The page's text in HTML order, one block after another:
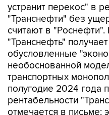
устранит перекос" в
"Транснефти" без
считают в
"Транснефть"
обусловленные
необоснованной
транспортных
полугодие 2024 года
рентабельности
отмечается в письме: